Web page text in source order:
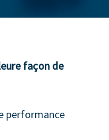
façon de
performance